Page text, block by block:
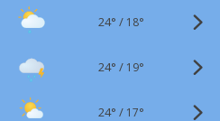
24° / 18°
24° / 19°
24° / 17°